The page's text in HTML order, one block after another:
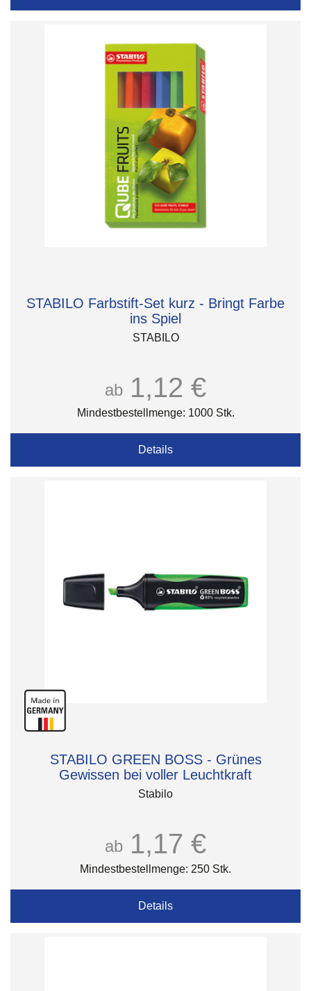
STABILO Farbstift-Set kurz - Bringt Farbe
ins Spiel
STABILO
ab 1,12 €
Mindestbestellmenge: 1000 Stk.
Details
STABILO GREEN BOSS - Grünes
Gewissen bei voller Leuchtkraft
Stabilo
ab 1,17 €
Mindestbestellmenge: 250 Stk.
Details